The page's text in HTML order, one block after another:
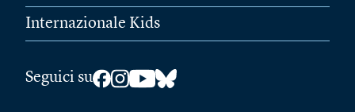
Internazionale Kids
Seguici su